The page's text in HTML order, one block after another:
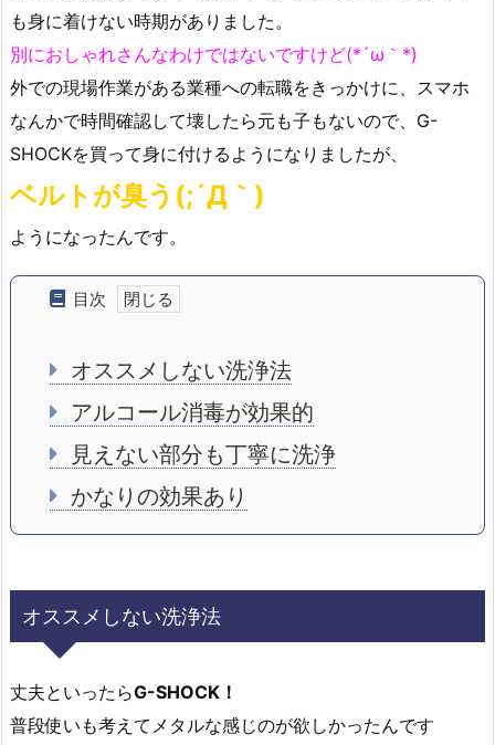
も身に着けない時期がありました。
別におしゃれさんなわけではないですけど(*´ω｀*)
外での現場作業がある業種への転職をきっかけに、スマホ
なんかで時間確認して壊したら元も子もないので、G-
SHOCKを買って身に付けるようになりましたが、
ベルトが臭う(;´Д｀)
ようになったんです。
目次
オススメしない洗浄法
アルコール消毒が効果的
見えない部分も丁寧に洗浄
かなりの効果あり
オススメしない洗浄法
丈夫といったらG-SHOCK！
普段使いも考えてメタルな感じのが欲しかったんです